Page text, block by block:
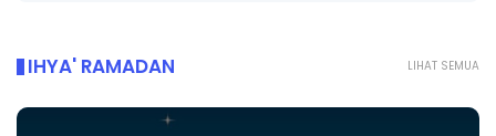
LIHAT SEMUA
IHYA' RAMADAN